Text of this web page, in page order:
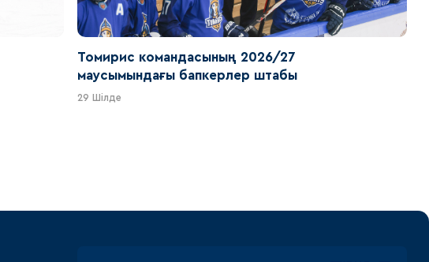
Томирис командасының 2026/27
маусымындағы бапкерлер штабы
29 Шілде